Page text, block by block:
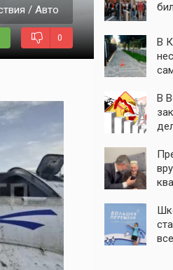
/ Авто
0
В
В